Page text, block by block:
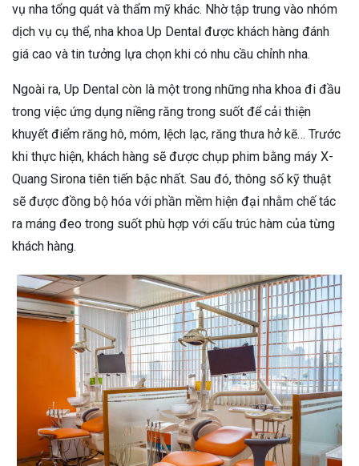
vụ nha tổng quát và thẩm mỹ khác. Nhờ tập trung vào nhóm
dịch vụ cụ thể, nha khoa Up Dental được khách hàng đánh
giá cao và tin tưởng lựa chọn khi có nhu cầu chỉnh nha.
Ngoài ra, Up Dental còn là một trong những nha khoa đi đầu
trong việc ứng dụng niềng răng trong suốt để cải thiện
khuyết điểm răng hô, móm, lệch lạc, răng thưa hở kẽ… Trước
khi thực hiện, khách hàng sẽ được chụp phim bằng máy X-
Quang Sirona tiên tiến bậc nhất. Sau đó, thông số kỹ thuật
sẽ được đồng bộ hóa với phần mềm hiện đại nhằm chế tác
ra máng đeo trong suốt phù hợp với cấu trúc hàm của từng
khách hàng.